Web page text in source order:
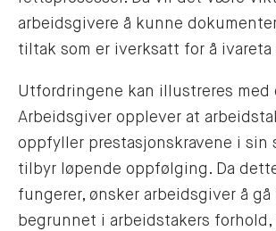
arbeidsgivere å kunne
tiltak som er iverksatt for å ivareta
Utfordringene kan illustreres med
Arbeidsgiver opplever at
oppfyller prestasjonskravene i sin
tilbyr løpende oppfølging. Da
fungerer, ønsker arbeidsgiver å
begrunnet i arbeidstakers forhold,